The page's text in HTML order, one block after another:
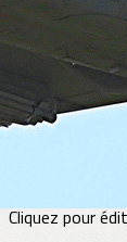
Infos
Presse
?>
Cliquez pour